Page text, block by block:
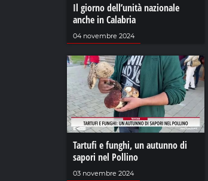
Il giorno dell’unità nazionale
anche in Calabria
04 novembre 2024
Tartufi e funghi, un autunno di
sapori nel Pollino
03 novembre 2024